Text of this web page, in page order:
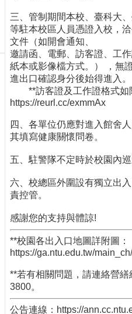
服
務
介
紹
課
程
訊
視
訊
具
申
請
單
聯
絡
們
三、管制期間本校、臺科大
等駐本校區人員憑證入校，
文件（如開會通知、
邀請函、電郵、訪客證、工
紙本或影像檔方式。） ，無
進出口確認身分後始得進入。
**訪客證及工作證格式如
https://reurl.cc/exmmAx
四、各單位仍應對進入館舍
其填寫健康關懷問卷。
五、駐警隊不定時於校園內
六、校總區外圍設有獨立出
責控管。
感謝您的支持與體諒!
**校園各出入口地圖詳附圖：
https://ga.ntu.edu.tw/
**若有相關問題，請連絡營
3800。
公告連線： https://